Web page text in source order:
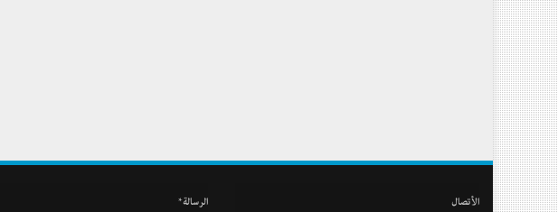
الرسالة* الأتصال